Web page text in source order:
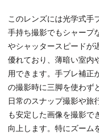
このレンズには光学式手
手持ち撮影でもシャープ
やシャッタースピードが
優れており、薄暗い室内
用できます。手ブレ補正
の撮影時に三脚を使わず
日常のスナップ撮影や旅
も安定した画像を撮影で
向上します。特にズーム